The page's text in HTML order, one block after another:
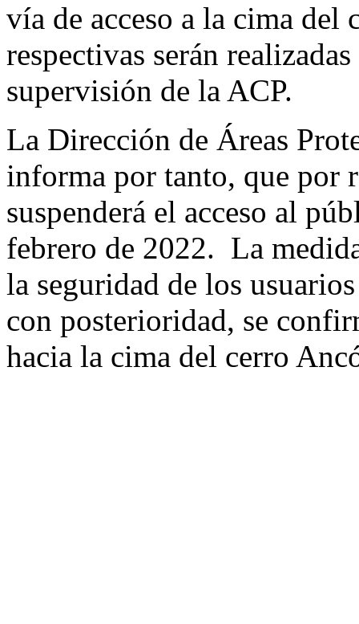
vía de acceso a la cima del
respectivas serán
supervisión de la ACP.
La Dirección de Áreas
informa por tanto, que por
suspenderá el acceso al
febrero de 2022. La
la seguridad de los
con posterioridad, se
hacia la cima del cerro